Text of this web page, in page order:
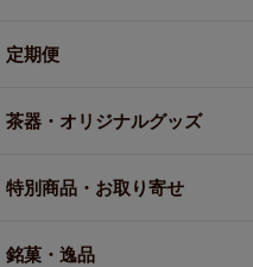
定期便
茶器・オリジナルグッズ
特別商品・お取り寄せ
銘菓・逸品